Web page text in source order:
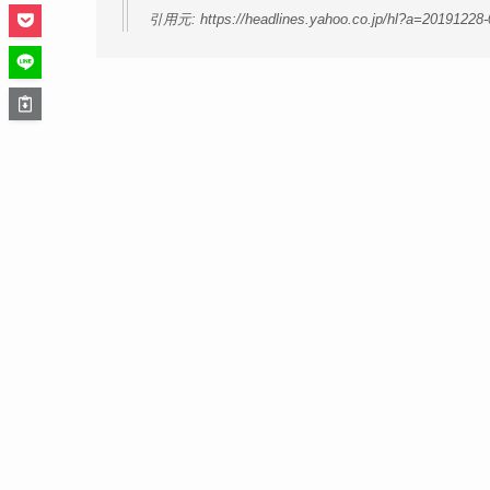
引用元: https://headlines.yahoo.co.jp/